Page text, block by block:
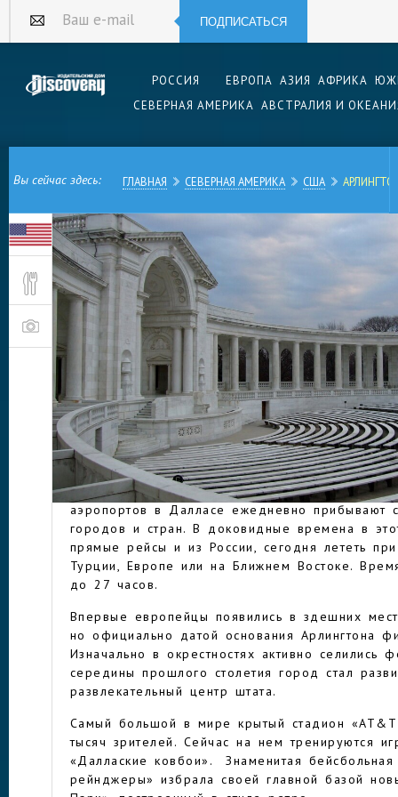
Ваш e-mail ПОДПИСАТЬСЯ
РОССИЯ ЕВРОПА АЗИЯ АФРИКА
СЕВЕРНАЯ АМЕРИКА АВСТРАЛИЯ И
Вы сейчас здесь: ГЛАВНАЯ СЕВЕРНАЯ АМЕРИКА США
АРЛИНГТОН
Американский город Арлингтон,
входит в агломерацию Далласа. Он обязан
Тихоокеанской железной дороге,
1876 году. Он знаменит крупнейшим в мире
высокой каруселью.
Географически город находится на обеих
От центра Далласа его отделяют чуть
машине это полчаса езды. Благодаря
популярен у туристов со всего мира,
чтобы увидеть своими глазами место
президента США Джона Кеннеди.
В один из крупнейших в Северной Америке
аэропортов в Далласе ежедневно прибывают
городов и стран. В доковидные времена в
прямые рейсы и из России, сегодня лететь
Турции, Европе или на Ближнем Востоке.
до 27 часов.
Впервые европейцы появились в здешних
но официально датой основания Арлингтона
Изначально в окрестностях активно
середины прошлого столетия город стал
развлекательный центр штата.
Самый большой в мире крытый стадион
тысяч зрителей. Сейчас на нем тренируются
«Даллаские ковбои». Знаменитая
рейнджеры» избрала своей главной базой